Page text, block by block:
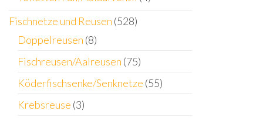
Fischnetze und Reusen (528)
Doppelreusen (8)
Fischreusen/Aalreusen (75)
Köderfischsenke/Senknetze (55)
Krebsreuse (3)